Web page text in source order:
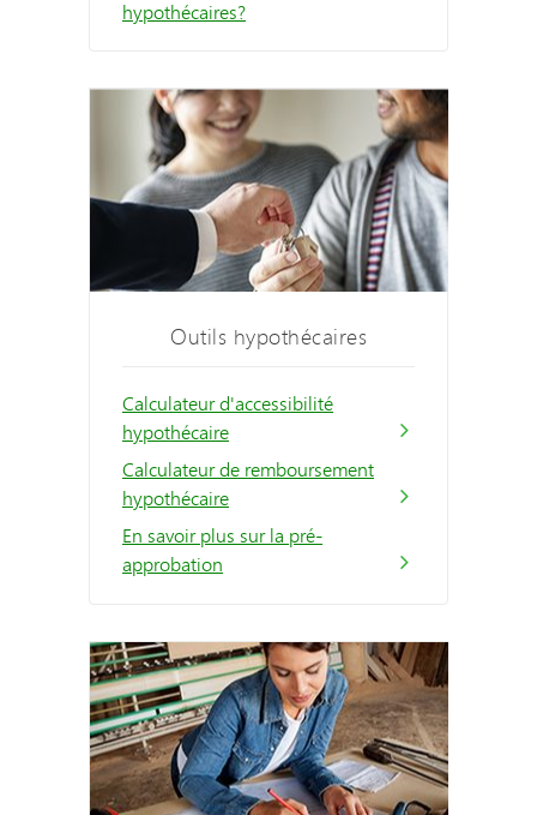
hypothécaires?
Outils hypothécaires
Calculateur d'accessibilité
hypothécaire
Calculateur de remboursement
hypothécaire
En savoir plus sur la pré-
approbation